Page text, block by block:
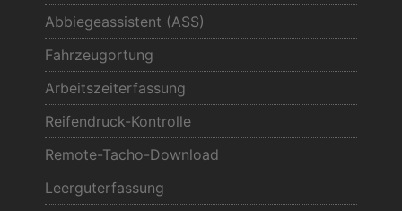
Abbiegeassistent (ASS)
Fahrzeugortung
Arbeitszeiterfassung
Reifendruck-Kontrolle
Remote-Tacho-Download
Leerguterfassung